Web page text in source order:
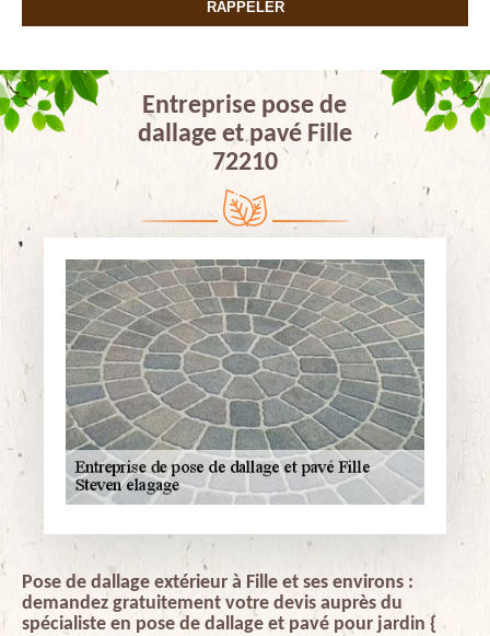
Entreprise pose de
dallage et pavé Fille
72210
Pose de dallage extérieur à Fille et ses environs :
demandez gratuitement votre devis auprès du
spécialiste en pose de dallage et pavé pour jardin {